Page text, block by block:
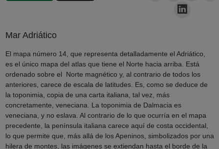
Mar Adriático
El mapa número 14, que representa detalladamente el Adriático,
es el único mapa del atlas que tiene el Norte hacia arriba. Está
ordenado sobre el Norte magnético y, al contrario de todos los
anteriores, carece de escala de latitudes. Es, como se deduce de
la toponimia, copia de una carta italiana, tal vez, más
concretamente, veneciana. La toponimia de Dalmacia es
veneciana, y no eslava. Al contrario de lo que ocurría en el mapa
precedente, la península italiana carece aquí de costa occidental,
lo que permite que, más allá de los Apeninos, simbolizados por una
hilera de montes, las imágenes se extiendan hasta el borde de la